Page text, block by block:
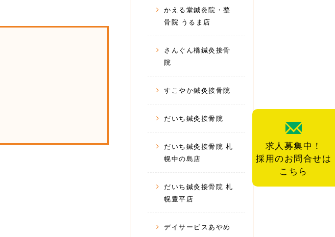
求人募集中！
採用のお問合せは
こちら
かえる堂鍼灸院・整
骨院 うるま店
さんぐん橋鍼灸接骨
院
すこやか鍼灸接骨院
だいち鍼灸接骨院
だいち鍼灸接骨院 札
幌中の島店
だいち鍼灸接骨院 札
幌豊平店
デイサービスあやめ